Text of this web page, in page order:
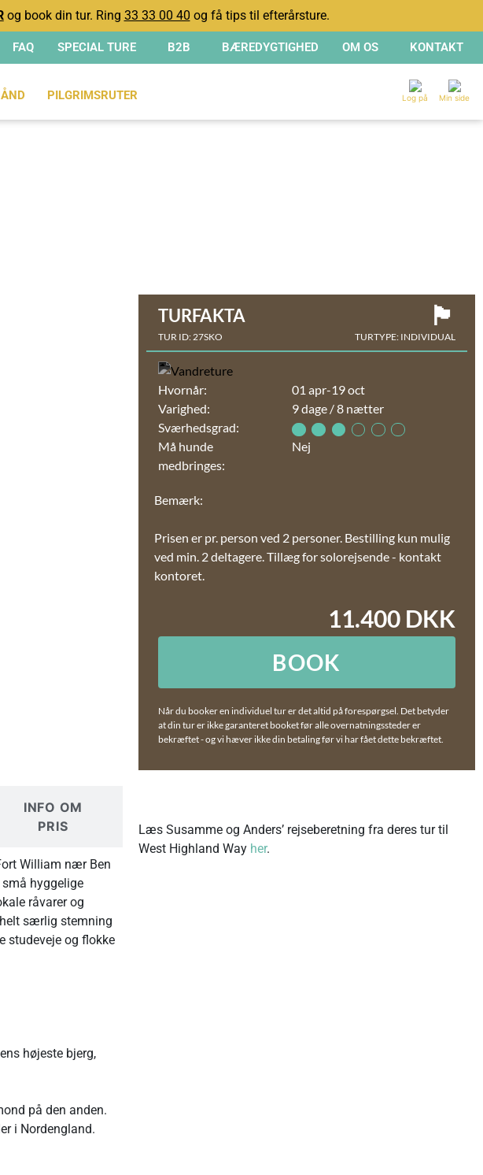
og book din tur. Ring 33 33 00 40 og få tips til efterårsture.
FAQ SPECIAL TURE B2B BÆREDYGTIGHED OM OS KONTAKT
PILGRIMSRUTER Log på Min side
TURFAKTA 🏴󠁧󠁢󠁳󠁣󠁴󠁿
TUR ID: 27SKO TURTYPE: INDIVIDUAL
Hvornår:
01 apr-19 oct
Varighed:
9 dage / 8 nætter
Sværhedsgrad:
Må hunde
medbringes:
Nej
Bemærk:
Prisen er pr. person ved 2 personer. Bestilling kun mulig
ved min. 2 deltagere. Tillæg for solorejsende - kontakt
kontoret.
11.400 DKK
BOOK
Når du booker en individuel tur er det altid på forespørgsel. Det betyder
at din tur er ikke garanteret booket før alle overnatningssteder er
bekræftet - og vi hæver ikke din betaling før vi har fået dette bekræftet.
INFO OM
PRIS
William nær Ben
hyggelige
råvarer og
særlig stemning
studeveje og flokke
højeste bjerg,
på den anden.
i Nordengland.
Læs Susamme og Anders’ rejseberetning fra deres tur til
West Highland Way her.